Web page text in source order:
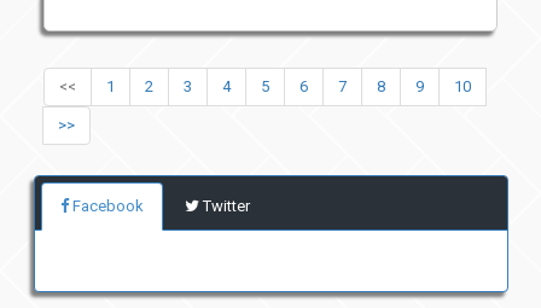
<< 1 2 3 4 5 6 7 8 9 10
>>
Facebook Twitter